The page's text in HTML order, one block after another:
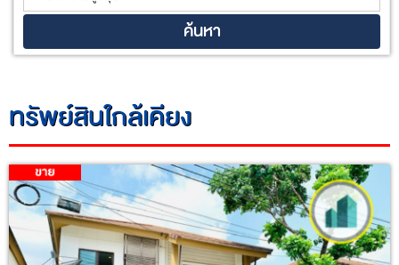
ทรัพย์สินใกล้เคียง